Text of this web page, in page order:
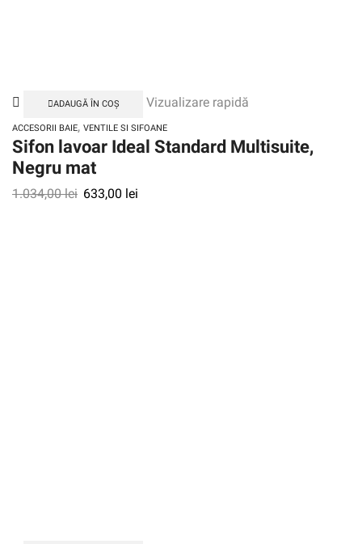
ADAUGĂ ÎN COȘ Vizualizare rapidă
ACCESORII BAIE, VENTILE SI SIFOANE
Sifon lavoar Ideal Standard Multisuite,
Negru mat
1.034,00lei 633,00 lei